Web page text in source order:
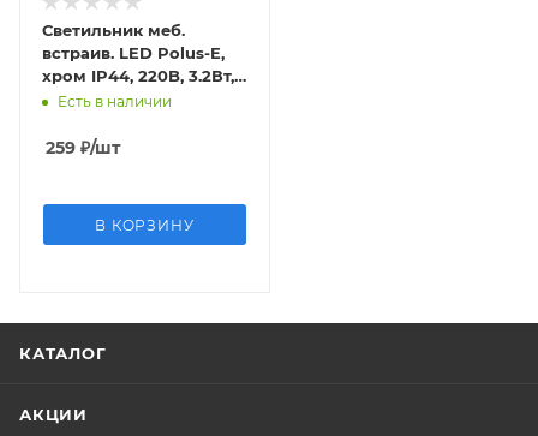
Светильник меб.
встраив. LED Polus-E,
хром IP44, 220B, 3.2Вт,
4000К, 7LED,130Лм
Есть в наличии
259 ₽/шт
В КОРЗИНУ
КАТАЛОГ
АКЦИИ